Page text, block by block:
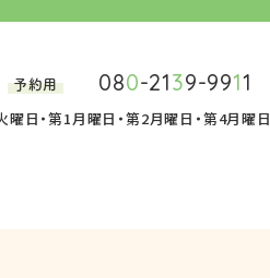
予約用 080-2139-9911
日・第1月曜日・第2月曜日・第4月曜日